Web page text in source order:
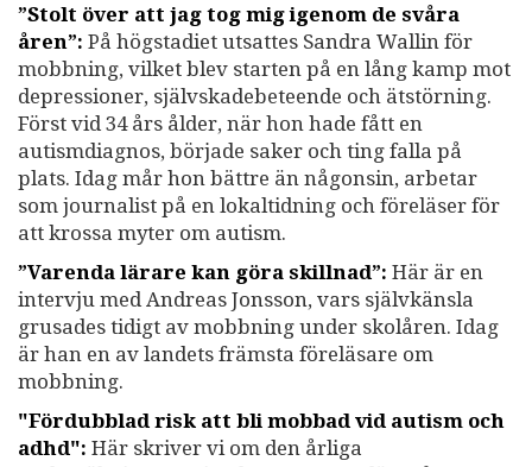
”Stolt över att jag tog mig igenom de svåra
åren”: På högstadiet utsattes Sandra Wallin för
mobbning, vilket blev starten på en lång kamp mot
depressioner, självskadebeteende och ätstörning.
Först vid 34 års ålder, när hon hade fått en
autismdiagnos, började saker och ting falla på
plats. Idag mår hon bättre än någonsin, arbetar
som journalist på en lokaltidning och föreläser för
att krossa myter om autism.
”Varenda lärare kan göra skillnad”: Här är en
intervju med Andreas Jonsson, vars självkänsla
grusades tidigt av mobbning under skolåren. Idag
är han en av landets främsta föreläsare om
mobbning.
"Fördubblad risk att bli mobbad vid autism och
adhd": Här skriver vi om den årliga